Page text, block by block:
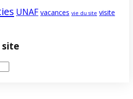
UNAF vacances vie du site visite
site